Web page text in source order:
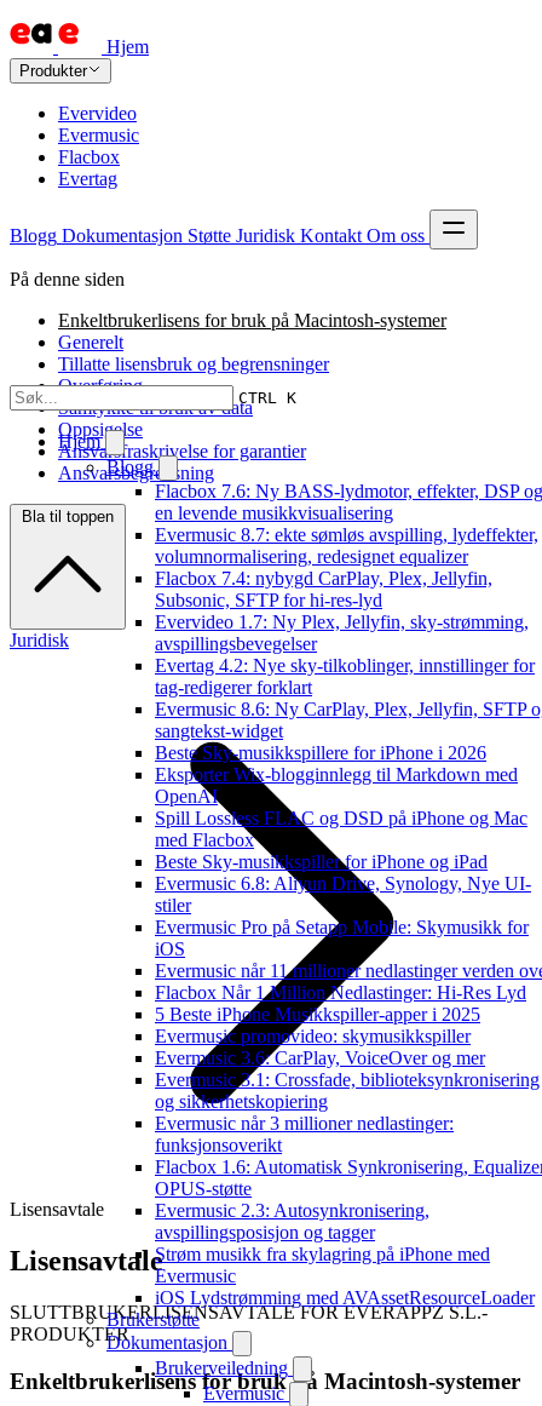
Hjem
Produkter
Evervideo
Evermusic
Flacbox
Evertag
Blogg Dokumentasjon Støtte Juridisk Kontakt Om oss
CTRL K
Hjem
Blogg
Flacbox 7.6: Ny BASS-lydmotor, effekter, DSP og
en levende musikkvisualisering
Evermusic 8.7: ekte sømløs avspilling, lydeffekter,
volumnormalisering, redesignet equalizer
Flacbox 7.4: nybygd CarPlay, Plex, Jellyfin,
Subsonic, SFTP for hi-res-lyd
Evervideo 1.7: Ny Plex, Jellyfin, sky-strømming,
avspillingsbevegelser
Evertag 4.2: Nye sky-tilkoblinger, innstillinger for
tag-redigerer forklart
Evermusic 8.6: Ny CarPlay, Plex, Jellyfin, SFTP
sangtekst-widget
Beste Sky-musikkspillere for iPhone i 2026
Eksporter Wix-blogginnlegg til Markdown med
OpenAI
Spill Lossless FLAC og DSD på iPhone og Mac
med Flacbox
Beste Sky-musikkspiller for iPhone og iPad
Evermusic 6.8: Aliyun Drive, Synology, Nye UI-
stiler
Evermusic Pro på Setapp Mobile: Skymusikk for
iOS
Evermusic når 11 millioner nedlastinger verden
Flacbox Når 1 Million Nedlastinger: Hi-Res Lyd
5 Beste iPhone Musikkspiller-apper i 2025
Evermusic promovideo: skymusikkspiller
Evermusic 3.6: CarPlay, VoiceOver og mer
Evermusic 3.1: Crossfade, biblioteksynkronisering
og sikkerhetskopiering
Evermusic når 3 millioner nedlastinger:
funksjonsoverikt
Flacbox 1.6: Automatisk Synkronisering,
OPUS-støtte
Evermusic 2.3: Autosynkronisering,
avspillingsposisjon og tagger
Strøm musikk fra skylagring på iPhone med
Evermusic
iOS Lydstrømming med AVAssetResourceLoader
Brukerstøtte
Dokumentasjon
Brukerveiledning
Evermusic
På denne siden
Enkeltbrukerlisens for bruk på Macintosh-systemer
Generelt
Tillatte lisensbruk og begrensninger
Overføring
Samtykke til bruk av data
Oppsigelse
Ansvarsfraskrivelse for garantier
Ansvarsbegrensning
Bla til toppen
Juridisk
Lisensavtale
Lisensavtale
SLUTTBRUKERLISENSAVTALE FOR EVERAPPZ S.L.-
PRODUKTER
Enkeltbrukerlisens for bruk på Macintosh-systemer